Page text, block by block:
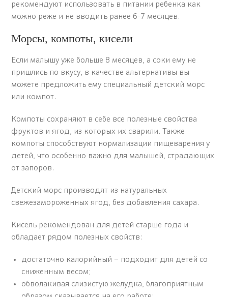
рекомендуют использовать в питании ребенка как
можно реже и не вводить ранее 6-7 месяцев.
Морсы, компоты, кисели
Если малышу уже больше 8 месяцев, а соки ему не
пришлись по вкусу, в качестве альтернативы вы
можете предложить ему специальный детский морс
или компот.
Компоты сохраняют в себе все полезные свойства
фруктов и ягод, из которых их сварили. Также
компоты способствуют нормализации пищеварения у
детей, что особенно важно для малышей, страдающих
от запоров.
Детский морс производят из натуральных
свежезамороженных ягод, без добавления сахара.
Кисель рекомендован для детей старше года и
обладает рядом полезных свойств:
достаточно калорийный – подходит для детей со
сниженным весом;
обволакивая слизистую желудка, благоприятным